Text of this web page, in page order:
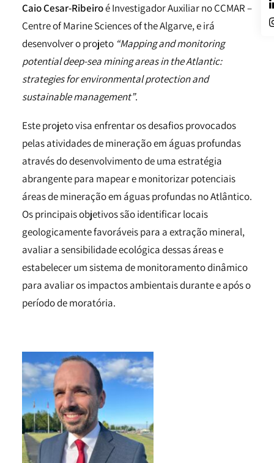
Caio Cesar-Ribeiroé Investigador Auxiliar no CCMAR –
Centre of Marine Sciences of the Algarve, e irá
desenvolver o projeto “Mapping and monitoring
potential deep-sea mining areas in the Atlantic:
strategies for environmental protection and
sustainable management”.
Este projeto visa enfrentar os desafios provocados
pelas atividades de mineração em águas profundas
através do desenvolvimento de uma estratégia
abrangente para mapear e monitorizar potenciais
áreas de mineração em águas profundas no Atlântico.
Os principais objetivos são identificar locais
geologicamente favoráveis para a extração mineral,
avaliar a sensibilidade ecológica dessas áreas e
estabelecer um sistema de monitoramento dinâmico
para avaliar os impactos ambientais durante e após o
período de moratória.